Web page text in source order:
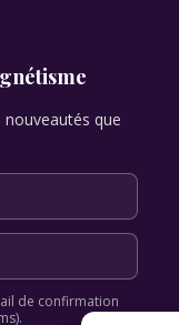
que
de confirmation